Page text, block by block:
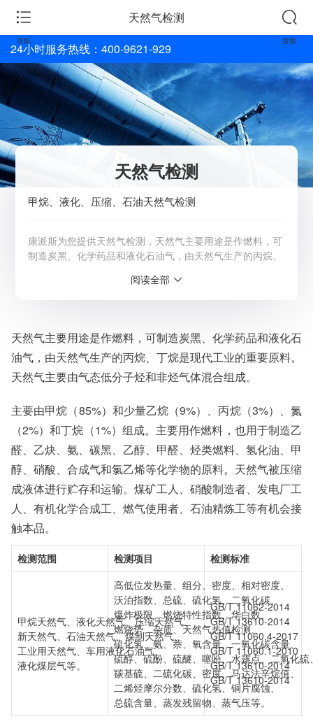
导航
天然气检测
搜索
24小时服务热线：400-9621-929
天然气检测
甲烷、液化、压缩、石油天然气检测
康派斯为您提供天然气检测，天然气主要用途是作燃料，可
制造炭黑、化学药品和液化石油气，由天然气生产的丙烷、
非烃气体混合组成。详情请咨询客服：4009-621-929
阅读全部
天然气主要用途是作燃料，可制造炭黑、化学药品和液化石
油气，由天然气生产的丙烷、丁烷是现代工业的重要原料。
天然气主要由气态低分子烃和非烃气体混合组成。
主要由甲烷（85%）和少量乙烷（9%）、丙烷（3%）、氮
（2%）和丁烷（1%）组成。主要用作燃料，也用于制造乙
醛、乙炔、氨、碳黑、乙醇、甲醛、烃类燃料、氢化油、甲
醇、硝酸、合成气和氯乙烯等化学物的原料。天然气被压缩
成液体进行贮存和运输。煤矿工人、硝酸制造者、发电厂工
人、有机化学合成工、燃气使用者、石油精炼工等有机会接
触本品。
检测范围 检测项目 检测标准
甲烷天然气、液化天然气、压缩天然气、
新天然气、石油天然气、煤制天然气、
工业用天然气、车用液化石油气、
液化煤层气等。
高低位发热量、组分、密度、相对密度、
沃泊指数、总硫、硫化氢、二氧化碳、
爆炸极限、燃烧特性指数、华白数、
燃烧势、杂质、天然气热值检测、
硫化氢、氨、萘、氧含量、一氧化碳含量、
硫醇、硫酚、硫醚、噻吩、水露点、二氧化硫
羰基硫、二硫化碳、密度、马达法辛烷值、
二烯烃摩尔分数、硫化氢、铜片腐蚀、
总硫含量、蒸发残留物、蒸气压等。
GB/T 11062-2014
GB/T 13610-2014
GB/T 11060.4-2017
GB/T 11060.1-2010
GB/T 13610-2014
GB/T 13610-2014